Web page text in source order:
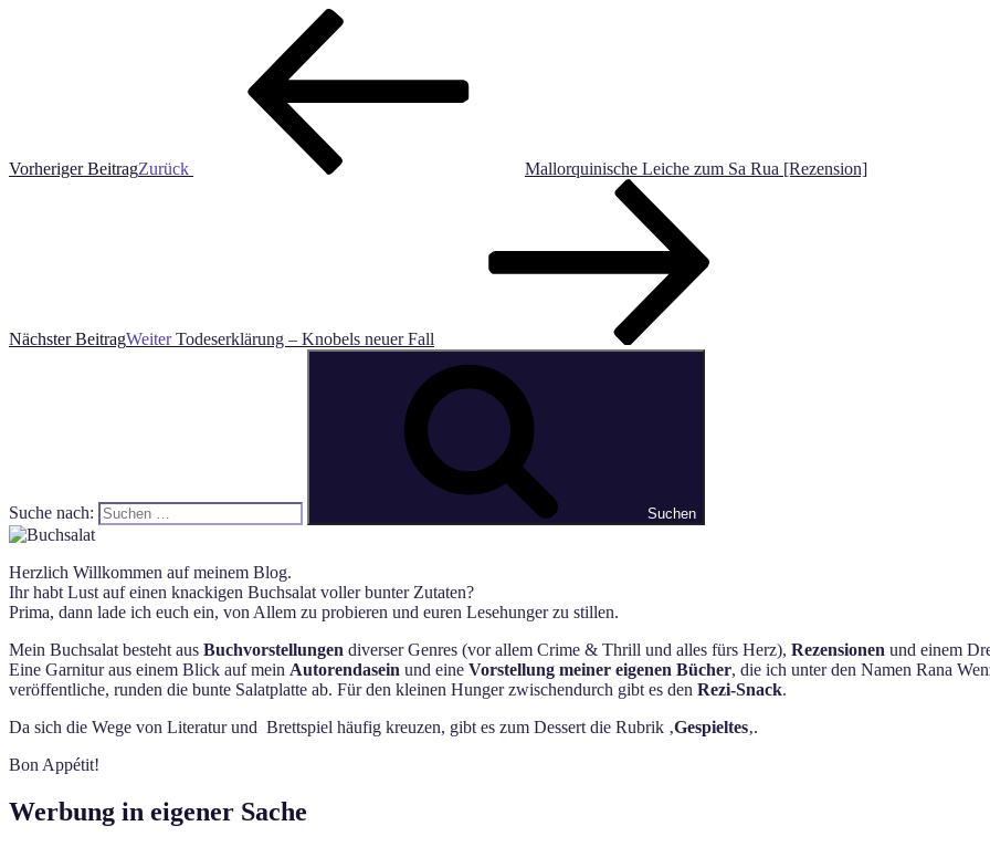
Vorheriger BeitragZurück Mallorquinische Leiche zum Sa Rua [Rezension]
Nächster BeitragWeiter Todeserklärung – Knobels neuer Fall
Suche nach: Suchen
Herzlich Willkommen auf meinem Blog.
Ihr habt Lust auf einen knackigen Buchsalat voller bunter Zutaten?
Prima, dann lade ich euch ein, von Allem zu probieren und euren Lesehunger zu stillen.
Mein Buchsalat besteht aus Buchvorstellungen diverser Genres (vor allem Crime & Thrill und alles fürs Herz), Rezensionen und einem
Eine Garnitur aus einem Blick auf mein Autorendasein und eine Vorstellung meiner eigenen Bücher, die ich unter den Namen Rana
veröffentliche, runden die bunte Salatplatte ab. Für den kleinen Hunger zwischendurch gibt es den Rezi-Snack.
Da sich die Wege von Literatur und Brettspiel häufig kreuzen, gibt es zum Dessert die Rubrik ‚Gespieltes‚.
Bon Appétit!
Werbung in eigener Sache